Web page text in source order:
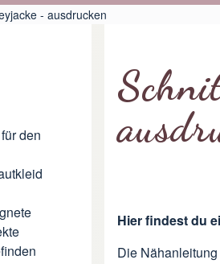
- ausdrucken
den
Hier findest du
Die